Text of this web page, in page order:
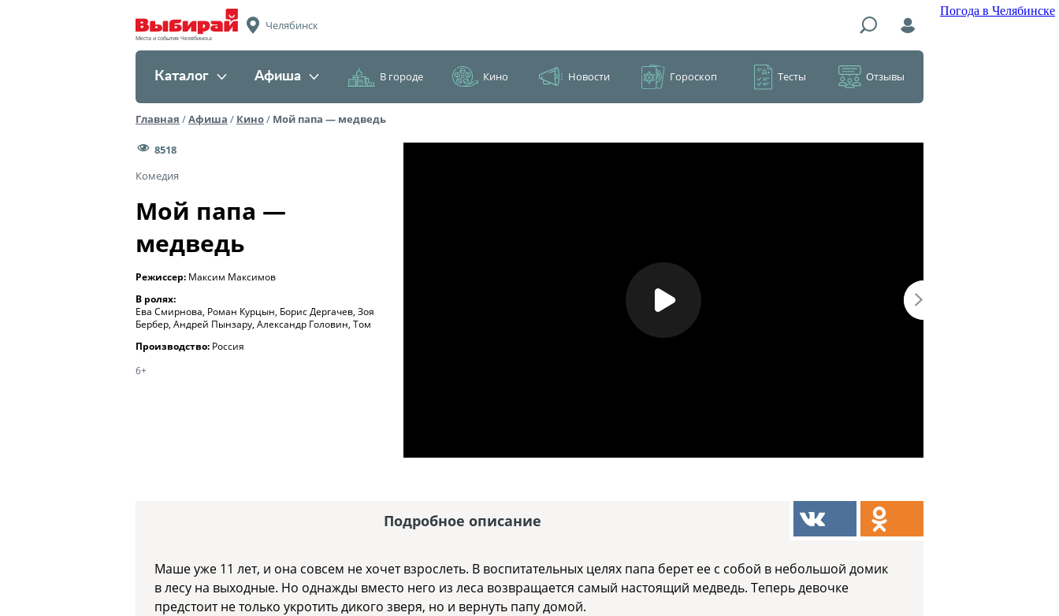
Погода в Челябинске
Места и события Челябинска
Челябинск
Каталог Афиша В городе Кино Новости Гороскоп Тесты Отзывы
Главная /Афиша / Кино/ Мой папа — медведь
8518
Комедия
Мой папа —
медведь
Режиссер: Максим Максимов
В ролях:
Ева Смирнова, Роман Курцын, Борис Дергачев, Зоя
Бербер, Андрей Пынзару, Александр Головин, Том
Производство: Россия
6+
Подробное описание
Маше уже 11 лет, и она совсем не хочет взрослеть. В воспитательных целях папа берет ее с собой в небольшой домик
в лесу на выходные. Но однажды вместо него из леса возвращается самый настоящий медведь. Теперь девочке
предстоит не только укротить дикого зверя, но и вернуть папу домой.